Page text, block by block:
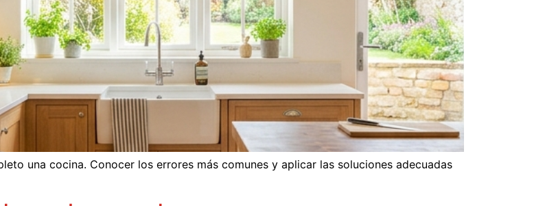
una cocina. Conocer los errores más comunes y aplicar las soluciones adecuadas